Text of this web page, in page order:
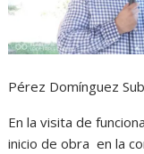
Pérez Domínguez
En la visita de
inicio de obra en la